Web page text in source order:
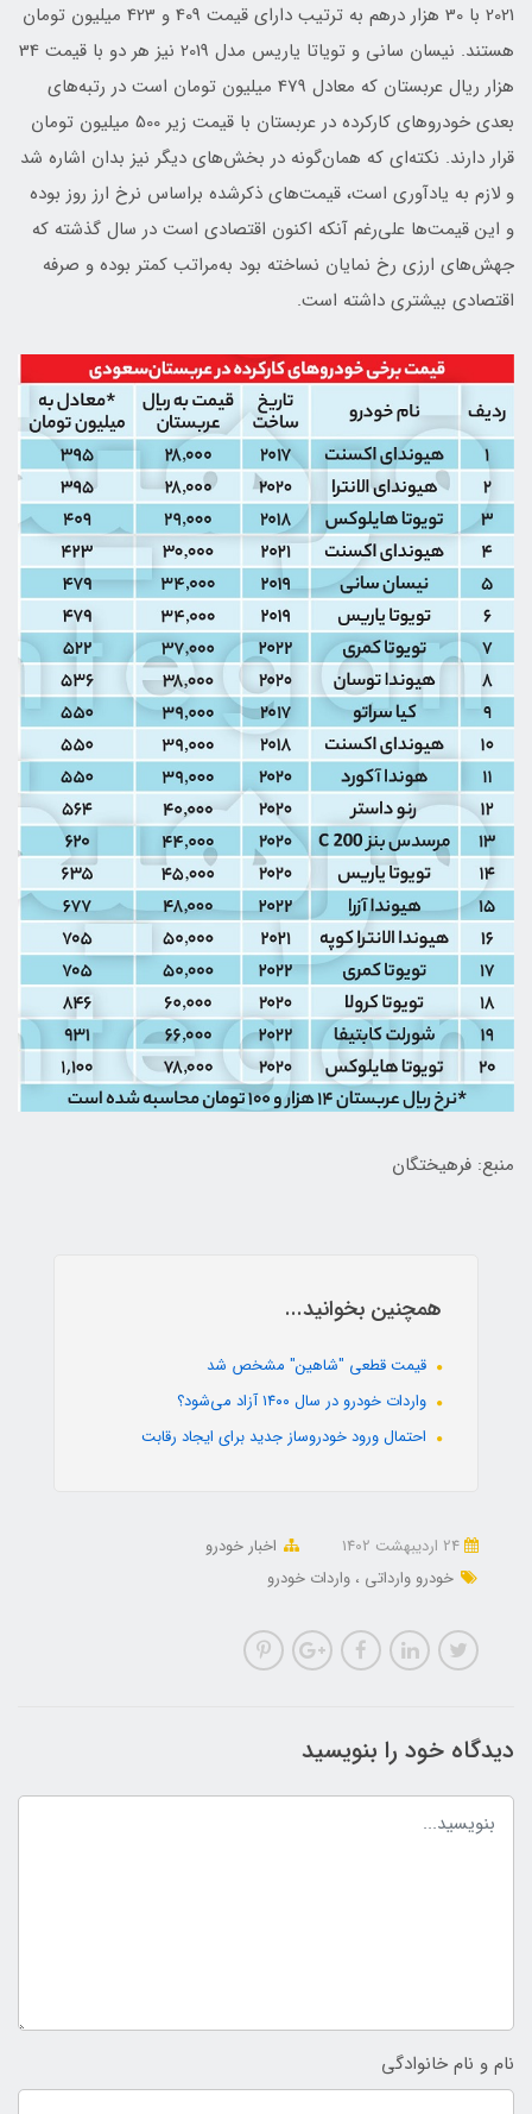
2021 با 30 هزار درهم به ترتیب دارای قیمت 409 و 423 میلیون تومان
هستند. نیسان سانی و تویاتا یاریس مدل 2019 نیز هر دو با قیمت 34
هزار ریال عربستان که معادل 479 میلیون تومان است در رتبه‌های
بعدی خودروهای کارکرده در عربستان با قیمت زیر 500 میلیون تومان
قرار دارند. نکته‌ای که همان‌گونه در بخش‌های دیگر نیز بدان اشاره شد
و لازم به یادآوری است، قیمت‌های ذکر‌شده براساس نرخ ارز روز بوده
و این قیمت‌ها علی‌رغم آنکه اکنون اقتصادی است در سال گذشته که
جهش‌های ارزی رخ نمایان نساخته بود به‌مراتب کمتر بوده و صرفه
اقتصادی بیشتری داشته است.
منبع: فرهیختگان
همچنین بخوانید...
قیمت قطعی "شاهین" مشخص شد
واردات خودرو در سال ۱۴۰۰ آزاد می‌شود؟
احتمال ورود خودروساز جدید برای ایجاد رقابت
اخبار خودرو
خودرو وارداتی
واردات خودرو
دیدگاه خود را بنویسید
نام و نام خانوادگی